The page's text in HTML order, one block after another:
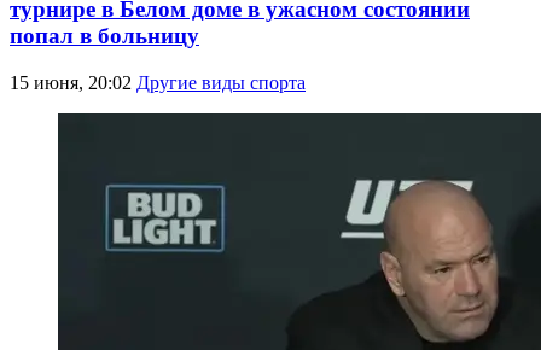
турнире в Белом доме в ужасном состоянии
попал в больницу
15 июня, 20:02 Другие виды спорта